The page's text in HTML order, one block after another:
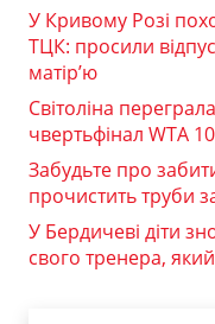
У Кривому Розі
ТЦК: просили
матір’ю
Світоліна
чвертьфінал WTA
Забудьте про
прочистить труби
У Бердичеві діти
свого тренера,